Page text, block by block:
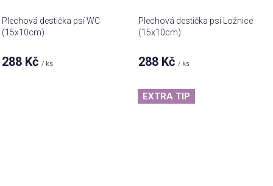
Plechová destička psí WC
(15x10cm)
288 Kč/ ks
Plechová destička psí Ložnice
(15x10cm)
288 Kč/ ks
EXTRA TIP